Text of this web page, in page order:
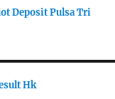
Deposit Pulsa Tri
Hk